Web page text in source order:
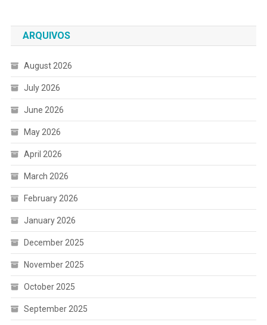
ARQUIVOS
August 2026
July 2026
June 2026
May 2026
April 2026
March 2026
February 2026
January 2026
December 2025
November 2025
October 2025
September 2025